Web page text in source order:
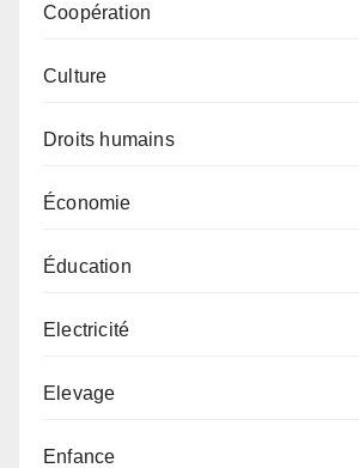
Coopération
Culture
Droits humains
Économie
Éducation
Electricité
Elevage
Enfance